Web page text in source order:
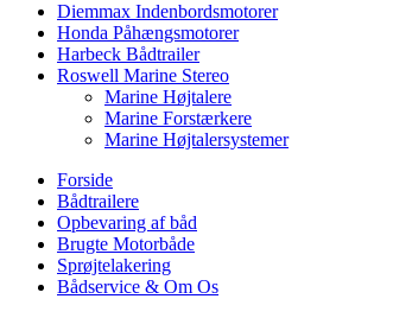
Diemmax Indenbordsmotorer
Honda Påhængsmotorer
Harbeck Bådtrailer
Roswell Marine Stereo
Marine Højtalere
Marine Forstærkere
Marine Højtalersystemer
Forside
Bådtrailere
Opbevaring af båd
Brugte Motorbåde
Sprøjtelakering
Bådservice & Om Os